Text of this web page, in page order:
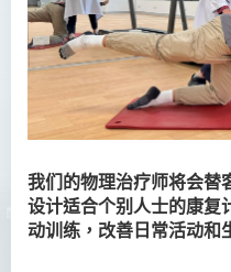
我们的物理治疗师将会替
设计适合个别人士的康复
动训练，改善 日常活动和